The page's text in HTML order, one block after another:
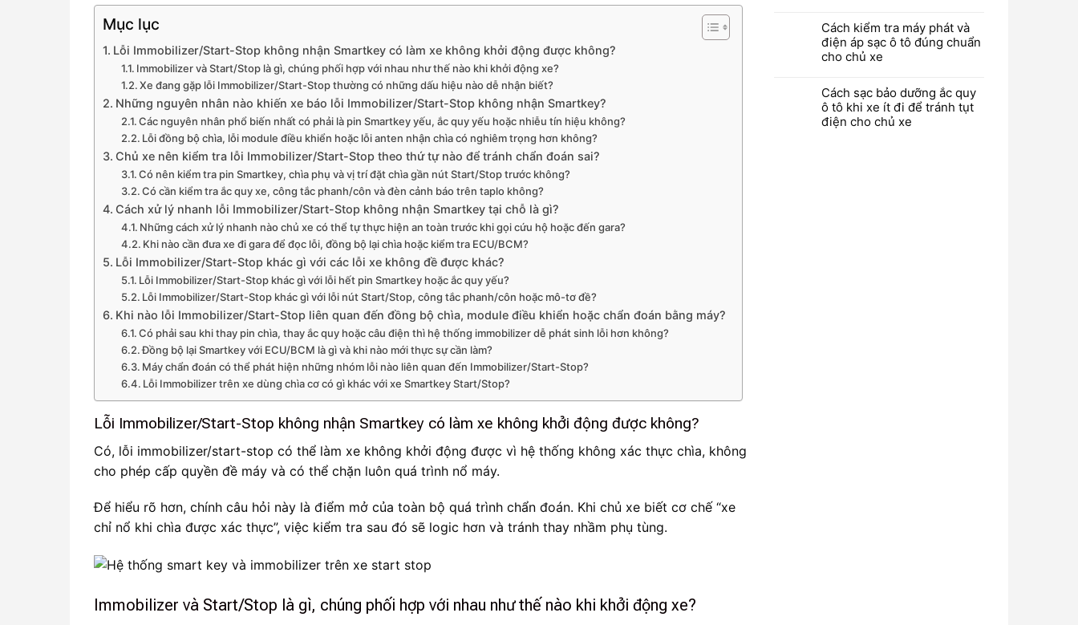
Mục lục
Lỗi Immobilizer/Start-Stop không nhận Smartkey có làm xe không khởi động được không?
Immobilizer và Start/Stop là gì, chúng phối hợp với nhau như thế nào khi khởi động xe?
Xe đang gặp lỗi Immobilizer/Start-Stop thường có những dấu hiệu nào dễ nhận biết?
Những nguyên nhân nào khiến xe báo lỗi Immobilizer/Start-Stop không nhận Smartkey?
Các nguyên nhân phổ biến nhất có phải là pin Smartkey yếu, ắc quy yếu hoặc nhiễu tín hiệu không?
Lỗi đồng bộ chìa, lỗi module điều khiển hoặc lỗi anten nhận chìa có nghiêm trọng hơn không?
Chủ xe nên kiểm tra lỗi Immobilizer/Start-Stop theo thứ tự nào để tránh chẩn đoán sai?
Có nên kiểm tra pin Smartkey, chìa phụ và vị trí đặt chìa gần nút Start/Stop trước không?
Có cần kiểm tra ắc quy xe, công tắc phanh/côn và đèn cảnh báo trên taplo không?
Cách xử lý nhanh lỗi Immobilizer/Start-Stop không nhận Smartkey tại chỗ là gì?
Những cách xử lý nhanh nào chủ xe có thể tự thực hiện an toàn trước khi gọi cứu hộ hoặc đến gara?
Khi nào cần đưa xe đi gara để đọc lỗi, đồng bộ lại chìa hoặc kiểm tra ECU/BCM?
Lỗi Immobilizer/Start-Stop khác gì với các lỗi xe không đề được khác?
Lỗi Immobilizer/Start-Stop khác gì với lỗi hết pin Smartkey hoặc ắc quy yếu?
Lỗi Immobilizer/Start-Stop khác gì với lỗi nút Start/Stop, công tắc phanh/côn hoặc mô-tơ đề?
Khi nào lỗi Immobilizer/Start-Stop liên quan đến đồng bộ chìa, module điều khiển hoặc chẩn đoán bằng máy?
Có phải sau khi thay pin chìa, thay ắc quy hoặc câu điện thì hệ thống immobilizer dễ phát sinh lỗi hơn không?
Đồng bộ lại Smartkey với ECU/BCM là gì và khi nào mới thực sự cần làm?
Máy chẩn đoán có thể phát hiện những nhóm lỗi nào liên quan đến Immobilizer/Start-Stop?
Lỗi Immobilizer trên xe dùng chìa cơ có gì khác với xe Smartkey Start/Stop?
Lỗi Immobilizer/Start-Stop không nhận Smartkey có làm xe không khởi động được không?
Có, lỗi immobilizer/start-stop có thể làm xe không khởi động được vì hệ thống không xác thực chìa, không
cho phép cấp quyền đề máy và có thể chặn luôn quá trình nổ máy.
Để hiểu rõ hơn, chính câu hỏi này là điểm mở của toàn bộ quá trình chẩn đoán. Khi chủ xe biết cơ chế “xe
chỉ nổ khi chìa được xác thực”, việc kiểm tra sau đó sẽ logic hơn và tránh thay nhầm phụ tùng.
Immobilizer và Start/Stop là gì, chúng phối hợp với nhau như thế nào khi khởi động xe?
Cách kiểm tra máy phát và
điện áp sạc ô tô đúng chuẩn
cho chủ xe
Cách sạc bảo dưỡng ắc quy
ô tô khi xe ít đi để tránh tụt
điện cho chủ xe